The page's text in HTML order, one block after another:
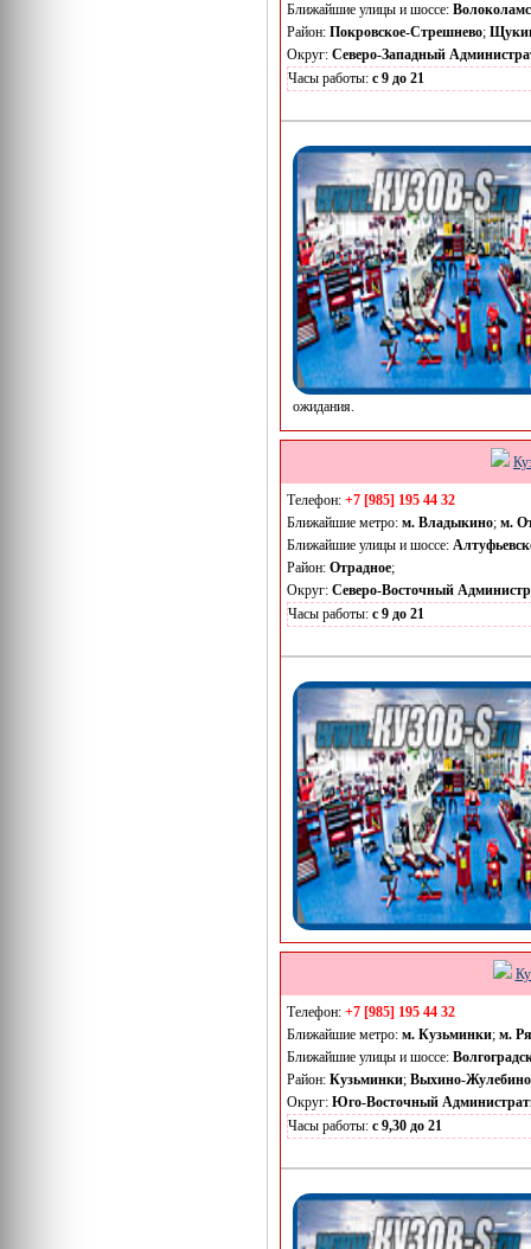
Ближайшие улицы и шоссе:
Район: Покровское-Стрешнево;
Округ: Северо-Западный
Часы работы: с 9 до 21
ожидания.
Телефон: +7 [985] 195 44 32
Ближайшие метро: м. Владыкино; м.
Ближайшие улицы и шоссе:
Район: Отрадное;
Округ: Северо-Восточный
Часы работы: с 9 до 21
Телефон: +7 [985] 195 44 32
Ближайшие метро: м. Кузьминки; м.
Ближайшие улицы и шоссе:
Район: Кузьминки; Выхино-Жулебино
Округ: Юго-Восточный
Часы работы: с 9,30 до 21